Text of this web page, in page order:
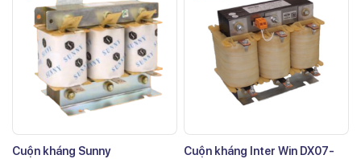
Cuộn kháng Sunny
Cuộn kháng Inter Win DX07-